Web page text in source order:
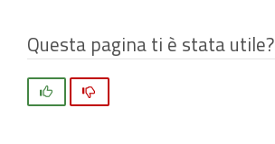
Questa pagina ti è stata utile?